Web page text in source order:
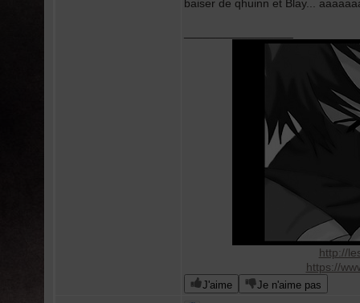
baiser de qhuinn et Blay...
http://
https://
J'aime Je n'aime pas